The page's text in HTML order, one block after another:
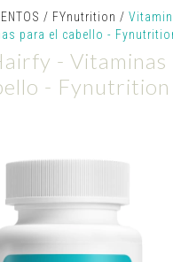
/ FYnutrition /
para el cabello -
- Vitaminas
- Fynutrition